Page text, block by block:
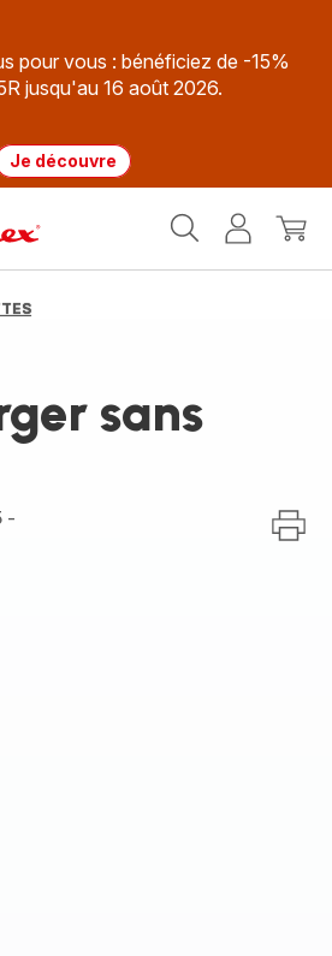
pour vous : bénéficiez de -15%
jusqu'au 16 août 2026.
Je découvre
MonMon
sans
-